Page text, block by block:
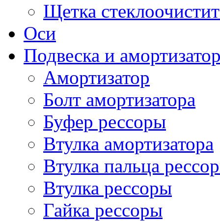
Щетка
Оси
Подвеска и
Амортизатор
Болт амортизатора
Буфер рессоры
Втулка амортизатора
Втулка пальца
Втулка рессоры
Гайка рессоры